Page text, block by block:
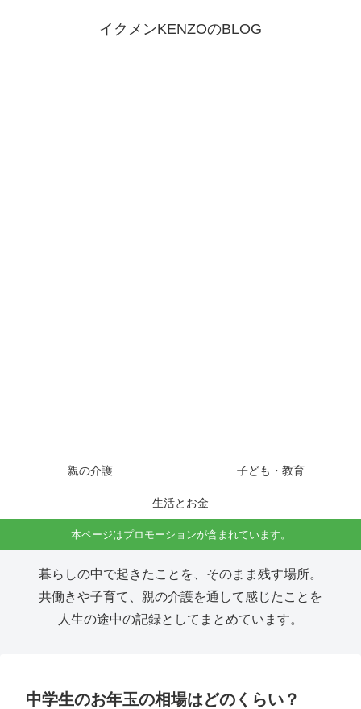
イクメンKENZOのBLOG
親の介護 子ども・教育
生活とお金
本ページはプロモーションが含まれています。
暮らしの中で起きたことを、そのまま残す場所。
共働きや子育て、親の介護を通して感じたことを
人生の途中の記録としてまとめています。
中学生のお年玉の相場はどのくらい？